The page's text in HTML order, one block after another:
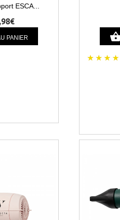
ESCA...
PANIER